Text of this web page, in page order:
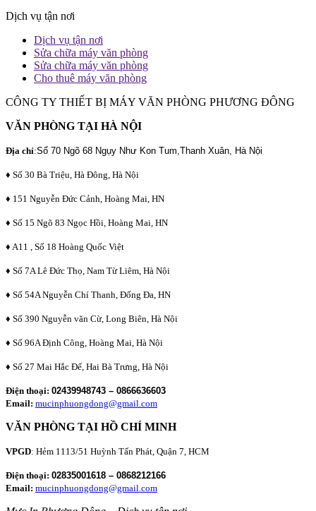
Dịch vụ tận nơi
Dịch vụ tận nơi
Sửa chữa máy văn phòng
Sửa chữa máy văn phòng
Cho thuê máy văn phòng
CÔNG TY THIẾT BỊ MÁY VĂN PHÒNG PHƯƠNG ĐÔNG
VĂN PHÒNG TẠI HÀ NỘI
Địa chỉ:Số 70 Ngõ 68 Ngụy Như Kon Tum,Thanh Xuân, Hà Nội
♦ Số 30 Bà Triệu, Hà Đông, Hà Nội
♦ 151 Nguyễn Đức Cảnh, Hoàng Mai, HN
♦ Số 15 Ngõ 83 Ngọc Hồi, Hoàng Mai, HN
♦ A11 , Số 18 Hoàng Quốc Việt
♦ Số 7A Lê Đức Thọ, Nam Từ Liêm, Hà Nội
♦ Số 54A Nguyễn Chí Thanh, Đống Đa, HN
♦ Số 390 Nguyễn văn Cừ, Long Biên, Hà Nội
♦ Số 96A Định Công, Hoàng Mai, Hà Nội
♦ Số 27 Mai Hắc Đế, Hai Bà Trưng, Hà Nội
Điện thoại: 02439948743 – 0866636603
Email: mucinphuongdong@gmail.com
VĂN PHÒNG TẠI HỒ CHÍ MINH
VPGD: Hẻm 1113/51 Huỳnh Tấn Phát, Quận 7, HCM
Điện thoại: 02835001618 – 0868212166
Email: mucinphuongdong@gmail.com